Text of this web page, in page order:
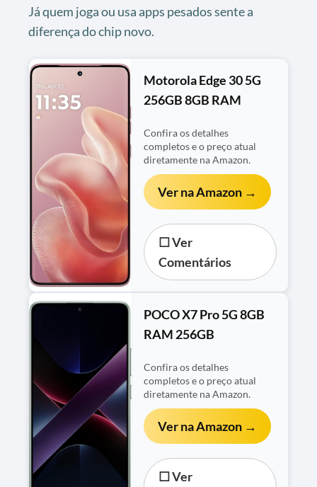
Já quem joga ou usa apps pesados sente a
diferença do chip novo.
Motorola Edge 30 5G
256GB 8GB RAM
Confira os detalhes
completos e o preço atual
diretamente na Amazon.
Ver na Amazon →
☐ Ver
Comentários
POCO X7 Pro 5G 8GB
RAM 256GB
Confira os detalhes
completos e o preço atual
diretamente na Amazon.
Ver na Amazon →
☐ Ver